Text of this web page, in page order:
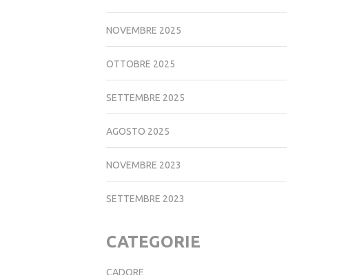
CATEGORIE